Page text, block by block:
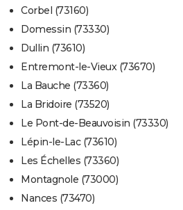
Corbel (73160)
Domessin (73330)
Dullin (73610)
Entremont-le-Vieux (73670)
La Bauche (73360)
La Bridoire (73520)
Le Pont-de-Beauvoisin (73330)
Lépin-le-Lac (73610)
Les Échelles (73360)
Montagnole (73000)
Nances (73470)